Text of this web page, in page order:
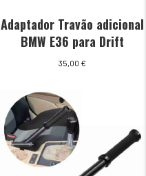
Adaptador Travão adicional
BMW E36 para Drift
35,00 €